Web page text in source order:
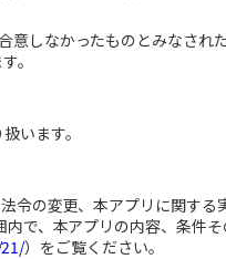
意しなかったものとみなされ
。
います。
令の変更、本アプリに関する
で、本アプリの内容、条件そ
）をご覧ください。